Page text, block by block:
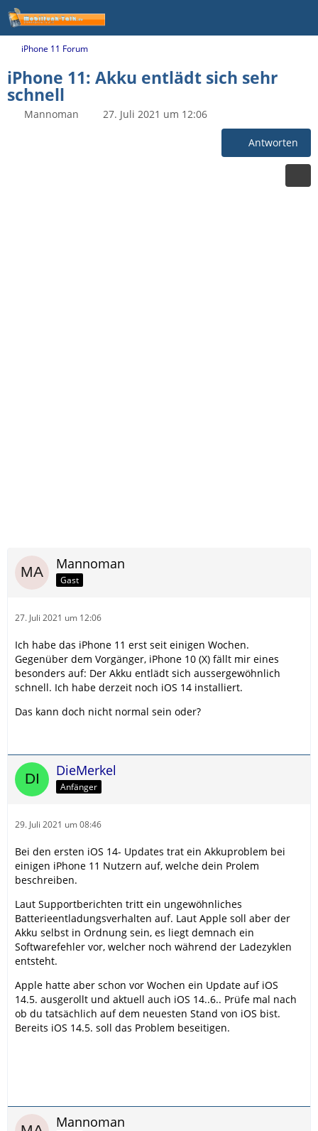
iPhone 11 Forum
iPhone 11: Akku entlädt sich sehr
schnell
Mannoman 27. Juli 2021 um 12:06
Antworten
Mannoman
Gast
27. Juli 2021 um 12:06
Ich habe das iPhone 11 erst seit einigen Wochen.
Gegenüber dem Vorgänger, iPhone 10 (X) fällt mir eines
besonders auf: Der Akku entlädt sich aussergewöhnlich
schnell. Ich habe derzeit noch iOS 14 installiert.
Das kann doch nicht normal sein oder?
DieMerkel
Anfänger
29. Juli 2021 um 08:46
Bei den ersten iOS 14- Updates trat ein Akkuproblem bei
einigen iPhone 11 Nutzern auf, welche dein Prolem
beschreiben.
Laut Supportberichten tritt ein ungewöhnliches
Batterieentladungsverhalten auf. Laut Apple soll aber der
Akku selbst in Ordnung sein, es liegt demnach ein
Softwarefehler vor, welcher noch während der Ladezyklen
entsteht.
Apple hatte aber schon vor Wochen ein Update auf iOS
14.5. ausgerollt und aktuell auch iOS 14..6.. Prüfe mal nach
ob du tatsächlich auf dem neuesten Stand von iOS bist.
Bereits iOS 14.5. soll das Problem beseitigen.
Mannoman